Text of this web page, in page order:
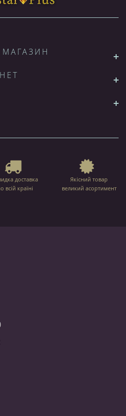
доставка
всій країні
Якісний товар
великий асортимент